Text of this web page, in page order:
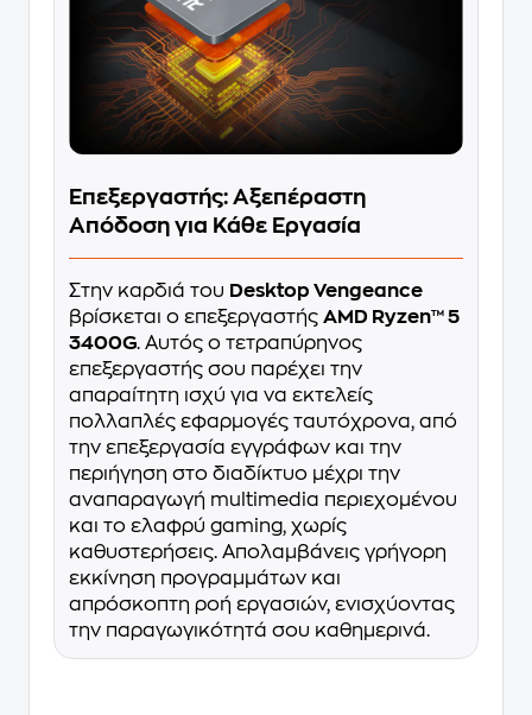
Επεξεργαστής: Αξεπέραστη
Απόδοση για Κάθε Εργασία
Στην καρδιά του Desktop Vengeance
βρίσκεται ο επεξεργαστής AMD Ryzen™ 5
3400G. Αυτός ο τετραπύρηνος
επεξεργαστής σου παρέχει την
απαραίτητη ισχύ για να εκτελείς
πολλαπλές εφαρμογές ταυτόχρονα, από
την επεξεργασία εγγράφων και την
περιήγηση στο διαδίκτυο μέχρι την
αναπαραγωγή multimedia περιεχομένου
και το ελαφρύ gaming, χωρίς
καθυστερήσεις. Απολαμβάνεις γρήγορη
εκκίνηση προγραμμάτων και
απρόσκοπτη ροή εργασιών, ενισχύοντας
την παραγωγικότητά σου καθημερινά.